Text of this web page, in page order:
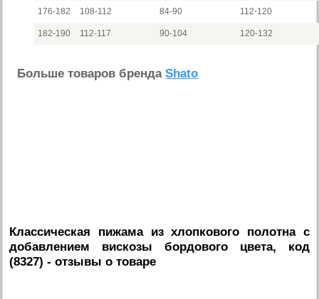
176-182 108-112 84-90 112-120
182-190 112-117 90-104 120-132
Больше товаров брендаShato
Классическая пижама из хлопкового полотна с
добавлением вискозы бордового цвета, код
(8327) - отзывы о товаре